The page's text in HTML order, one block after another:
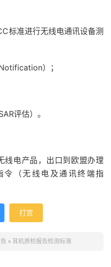
标准进行无线电通讯设备测
）；
评估）。
线电产品，出口到欧盟办理
令（无线电及通讯终端指
打赏
» 耳机质检报告检测标准